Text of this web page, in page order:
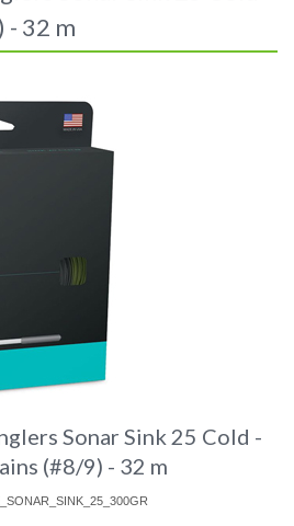
- 32 m
Sonar Sink 25 Cold -
(#8/9) - 32 m